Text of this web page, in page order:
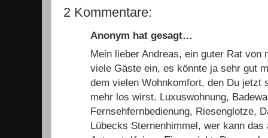
2 Kommentare:
Anonym hat gesagt…
Mein lieber Andreas, ein guter Rat von
viele Gäste ein, es könnte ja sehr gut
dem vielen Wohnkomfort, den Du jetzt
mehr los wirst. Luxuswohnung,
Fernsehfernbedienung, Riesenglotze,
Lübecks Sternenhimmel, wer kann